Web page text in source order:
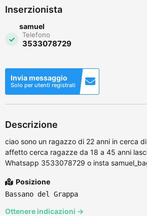
Inserzionista
samuel
Telefono
3533078729
Invia messaggio
Solo per utenti registrati
Descrizione
ciao sono un ragazzo di 22 anni in cerca
affetto cerca ragazze da 18 a 45 anni
Whatsapp 3533078729 o insta
Posizione
Bassano del Grappa
Ottenere indicazioni →